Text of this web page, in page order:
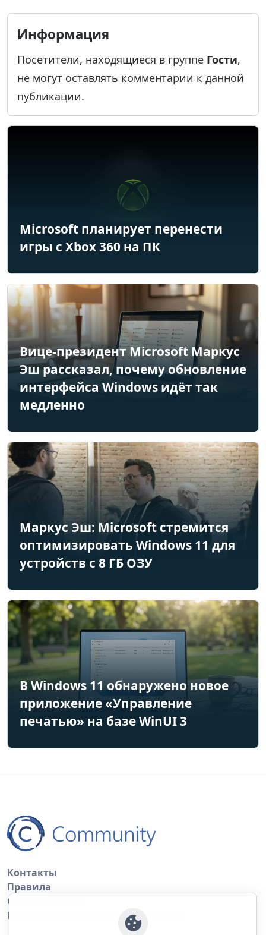
Информация
Посетители, находящиеся в группе Гости,
не могут оставлять комментарии к данной
публикации.
Microsoft планирует перенести
игры с Xbox 360 на ПК
Вице-президент Microsoft Маркус
Эш рассказал, почему обновление
интерфейса Windows идёт так
медленно
Маркус Эш: Microsoft стремится
оптимизировать Windows 11 для
устройств с 8 ГБ ОЗУ
В Windows 11 обнаружено новое
приложение «Управление
печатью» на базе WinUI 3
Контакты
Правила
Обратная связь
Правила копирования материалов